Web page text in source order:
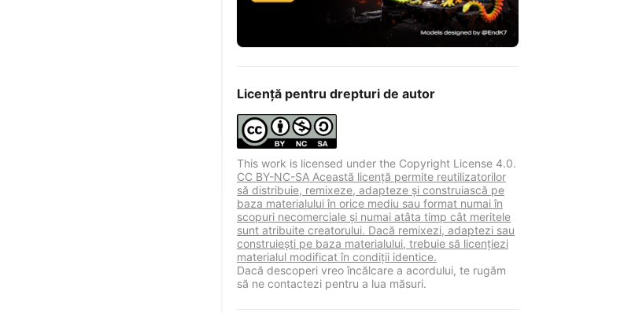
Licență pentru drepturi de autor
This work is licensed under the Copyright License 4.0.
CC BY-NC-SA Această licență permite reutilizatorilor
să distribuie, remixeze, adapteze și construiască pe
baza materialului în orice mediu sau format numai în
scopuri necomerciale și numai atâta timp cât meritele
sunt atribuite creatorului. Dacă remixezi, adaptezi sau
construiești pe baza materialului, trebuie să licențiezi
materialul modificat în condiții identice.
Dacă descoperi vreo încălcare a acordului, te rugăm
să ne contactezi pentru a lua măsuri.